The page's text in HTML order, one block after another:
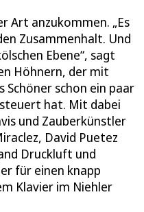
Art anzukommen. „Es
Zusammenhalt. Und
Ebene“, sagt
Höhnern, der mit
Schöner schon ein paar
hat. Mit dabei
und Zauberkünstler
David Puetez
Druckluft und
für einen knapp
Klavier im Niehler